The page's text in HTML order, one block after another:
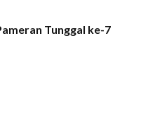
Tunggal ke-7